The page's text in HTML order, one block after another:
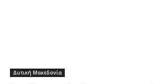
Δυτική Μακεδονία